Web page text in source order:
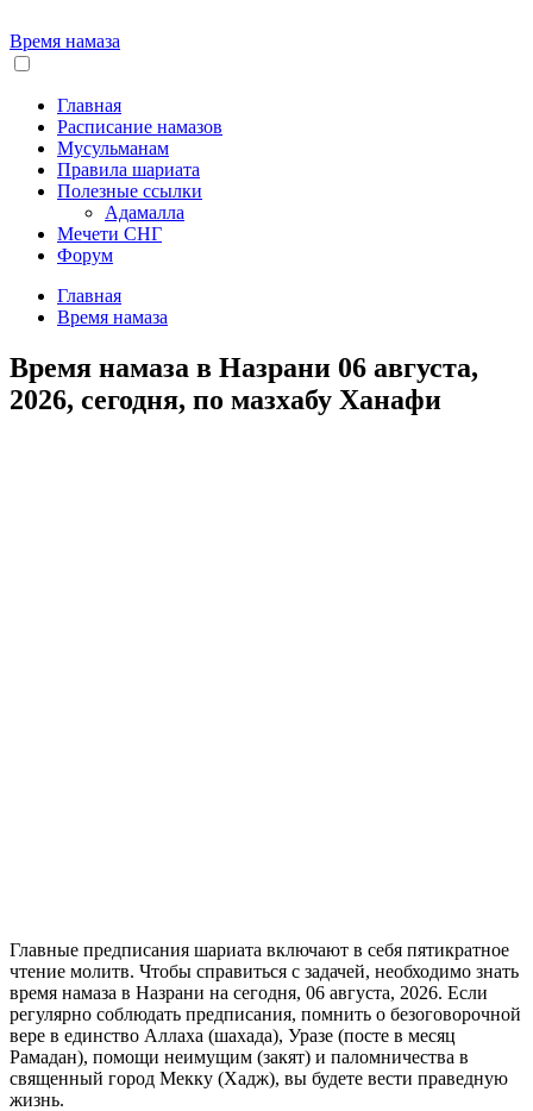
Время намаза
Главная
Расписание намазов
Мусульманам
Правила шариата
Полезные ссылки
Адамалла
Мечети СНГ
Форум
Главная
Время намаза
Время намаза в Назрани 06 августа,
2026, сегодня, по мазхабу Ханафи
Главные предписания шариата включают в себя пятикратное
чтение молитв. Чтобы справиться с задачей, необходимо знать
время намаза в Назрани на сегодня, 06 августа, 2026. Если
регулярно соблюдать предписания, помнить о безоговорочной
вере в единство Аллаха (шахада), Уразе (посте в месяц
Рамадан), помощи неимущим (закят) и паломничества в
священный город Мекку (Хадж), вы будете вести праведную
жизнь.